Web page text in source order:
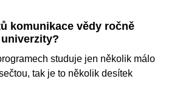
komunikace vědy ročně
studuje jen několik málo
tak je to několik desítek